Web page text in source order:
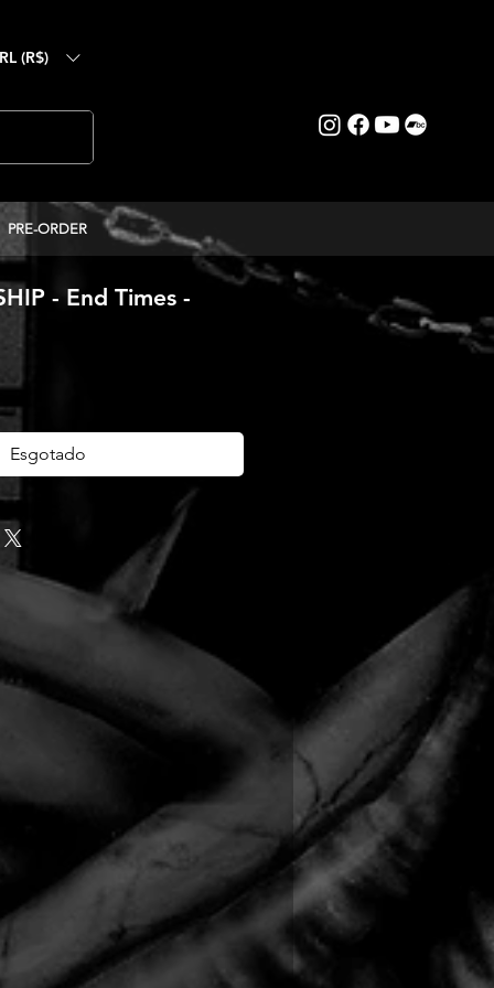
(R$)
PRE-ORDER
- End Times -
Esgotado